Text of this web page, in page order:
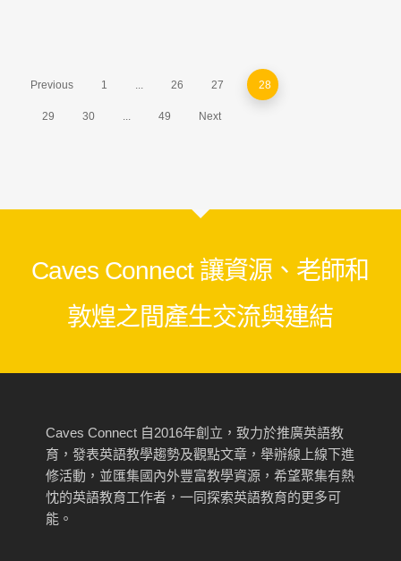
Previous 1 ... 26 27 28
29 30 ... 49 Next
Caves Connect 讓資源、老師和
敦煌之間產生交流與連結
Caves Connect 自2016年創立，致力於推廣英語教
育，發表英語教學趨勢及觀點文章，舉辦線上線下進
修活動，並匯集國內外豐富教學資源，希望聚集有熱
忱的英語教育工作者，一同探索英語教育的更多可
能。